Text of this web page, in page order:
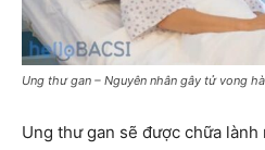
Ung thư gan – Nguyên nhân gây tử vong
Ung thư gan sẽ được chữa